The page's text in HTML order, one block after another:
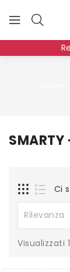
SMARTY
Ci
Rilevanza
Visualizzati